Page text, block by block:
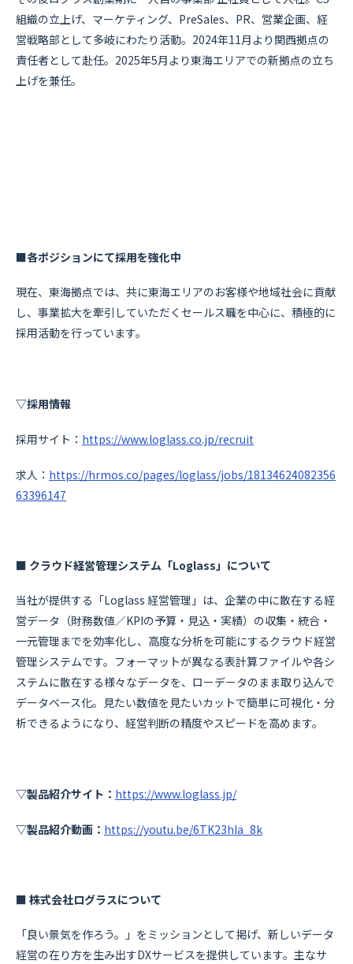
組織の立上げ、マーケティング、PreSales、PR、営業企画、経
営戦略部として多岐にわたり活動。2024年11月より関西拠点の
責任者として赴任。2025年5月より東海エリアでの新拠点の立ち
上げを兼任。
■各ポジションにて採用を強化中
現在、東海拠点では、共に東海エリアのお客様や地域社会に貢献
し、事業拡大を牽引していただくセールス職を中心に、積極的に
採用活動を行っています。
▽採用情報
採用サイト： https://www.loglass.co.jp/recruit
求人： https://hrmos.co/pages/loglass/jobs/18134624082356
63396147
■ クラウド経営管理システム「Loglass」について
当社が提供する「Loglass 経営管理」は、企業の中に散在する経
営データ（財務数値／KPIの予算・見込・実績）の収集・統合・
一元管理までを効率化し、高度な分析を可能にするクラウド経営
管理システムです。フォーマットが異なる表計算ファイルや各シ
ステムに散在する様々なデータを、ローデータのまま取り込んで
データベース化。見たい数値を見たいカットで簡単に可視化・分
析できるようになり、経営判断の精度やスピードを高めます。
▽製品紹介サイト： https://www.loglass.jp/
▽製品紹介動画： https://youtu.be/6TK23hIa_8k
■ 株式会社ログラスについて
「良い景気を作ろう。」をミッションとして掲げ、新しいデータ
経営の在り方を生み出すDXサービスを提供しています。主なサ